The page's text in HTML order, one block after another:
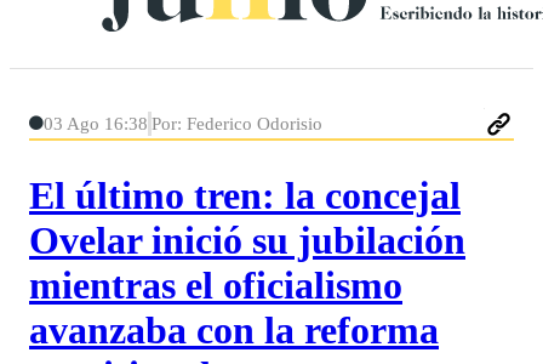
03 Ago 16:38 Por: Federico Odorisio
El último tren: la concejal
Ovelar inició su jubilación
mientras el oficialismo
avanzaba con la reforma